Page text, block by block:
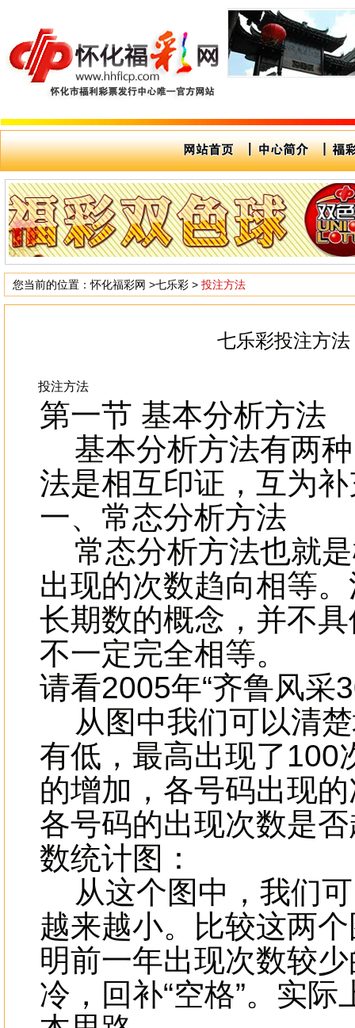
您当前的位置：怀化福彩网 >七乐彩 > 投注方法
七乐彩投注方法
投注方法
第一节 基本分析方法
基本分析方法有两种
法是相互印证，互为
一、常态分析方法
常态分析方法也就是
出现的次数趋向相等
长期数的概念，并不
不一定完全相等。
请看2005年“齐鲁风采
从图中我们可以清楚
有低，最高出现了100
的增加，各号码出现
各号码的出现次数是
数统计图：
从这个图中，我们可
越来越小。比较这两
明前一年出现次数较
冷，回补“空格”。实